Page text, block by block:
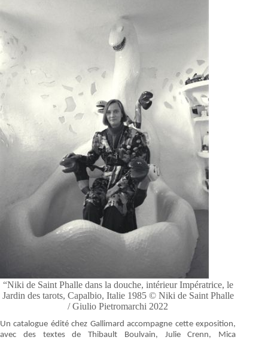
“Niki de Saint Phalle dans la douche, intérieur Impératrice, le
Jardin des tarots, Capalbio, Italie 1985 © Niki de Saint Phalle
/ Giulio Pietromarchi 2022
Un catalogue édité chez Gallimard accompagne cette exposition,
avec des textes de Thibault Boulvain, Julie Crenn, Mica